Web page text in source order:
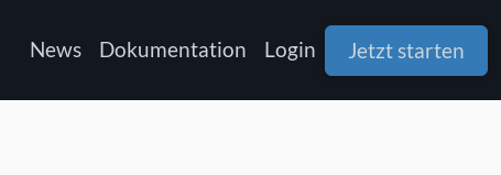
News Dokumentation Login Jetzt starten